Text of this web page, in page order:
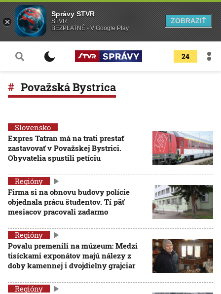
24
Považská Bystrica
Slovensko
Expres Tatran má na trati prestať
zastavovať v Považskej Bystrici.
Obyvatelia spustili petíciu
Regióny
Firma si na obnovu budovy polície
objednala prácu študentov. Tí päť
mesiacov pracovali zadarmo
Regióny
Povalu premenili na múzeum: Medzi
tisíckami exponátov majú nálezy z
doby kamennej i dvojdielny grajciar
Regióny
Správy STVR
STVR
BEZPLATNÉ - V Google Play
ZOBRAZIŤ